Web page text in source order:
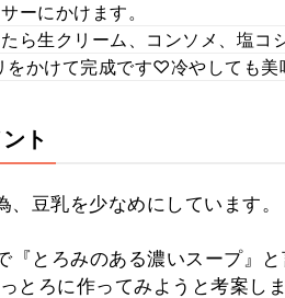
ーにかけます。
ら生クリーム、コンソメ、塩コ
をかけて完成です♡冷やしても
ト
、豆乳を少なめにしています
とろみのある濃いスープ』
とろに作ってみようと考案し